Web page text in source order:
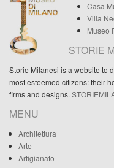
Casa
Villa
Museo
STORIE
Storie Milanesi is a website to
most esteemed citizens: their
firms and designs.
MENU
Architettura
Arte
Artigianato